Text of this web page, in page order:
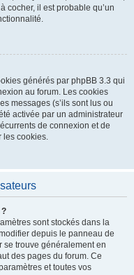
cocher, il est probable qu’un
générés par phpBB 3.3 qui
au forum. Les cookies
messages (s’ils sont lus ou
activée par un administrateur
de connexion et de
les cookies.
sont stockés dans la
depuis le panneau de
se trouve généralement en
des pages du forum. Ce
et toutes vos